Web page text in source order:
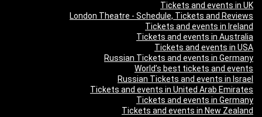
Tickets and events in UK
London Theatre - Schedule, Tickets and Reviews
Tickets and events in Ireland
Tickets and events in Australia
Tickets and events in USA
Russian Tickets and events in Germany
World’s best tickets and events
Russian Tickets and events in Israel
Tickets and events in United Arab Emirates
Tickets and events in Germany
Tickets and events in New Zealand